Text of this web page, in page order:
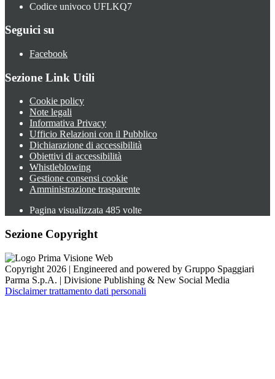
Codice univoco UFLKQ7
Seguici su
Facebook
Sezione Link Utili
Cookie policy
Note legali
Informativa Privacy
Ufficio Relazioni con il Pubblico
Dichiarazione di accessibilità
Obiettivi di accessibilità
Whistleblowing
Gestione consensi cookie
Amministrazione trasparente
Pagina visualizzata 485 volte
Sezione Copyright
Copyright 2026 | Engineered and powered by Gruppo Spaggiari
Parma S.p.A. | Divisione Publishing & New Social Media
Disclaimer trattamento dati personali